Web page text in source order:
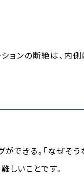
ンの断絶は、内側
きる。「なぜそ
いことです。